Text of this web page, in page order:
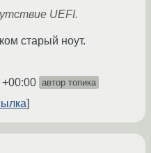
UEFI.
старый ноут.
автор топика